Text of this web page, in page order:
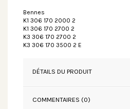
Bennes
K1 306 170 2000 2
K1 306 170 2700 2
K3 306 170 2700 2
K3 306 170 3500 2 E
DÉTAILS DU PRODUIT
COMMENTAIRES (0)